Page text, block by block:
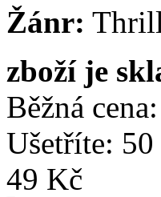
Žánr:
zboží je
Běžná cena:
Ušetříte:
49 Kč